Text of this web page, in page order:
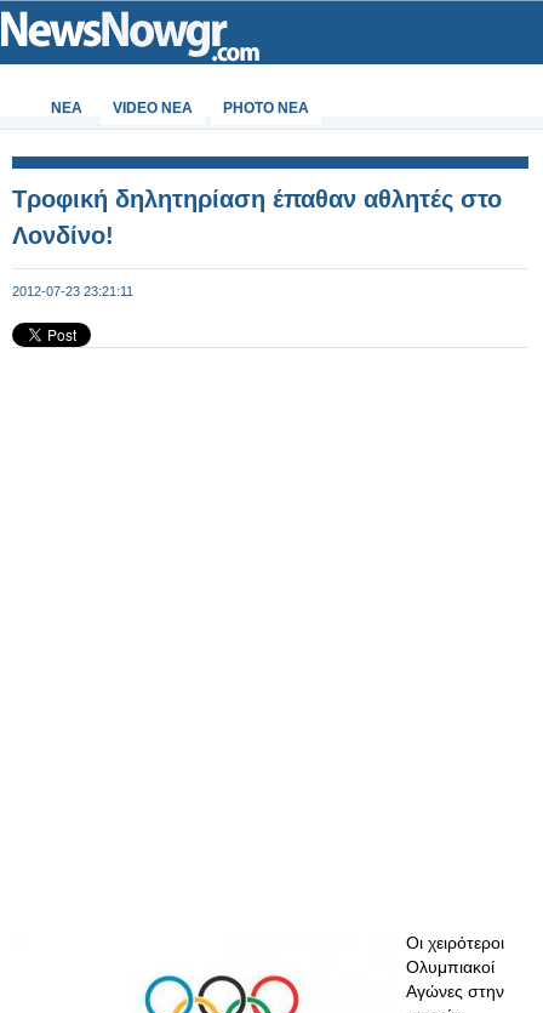
ΝΕΑ VIDEO NEA PHOTO NEA
Τροφική δηλητηρίαση έπαθαν αθλητές στο
Λονδίνο!
2012-07-23 23:21:11
Οι χειρότεροι
Ολυμπιακοί
Αγώνες στην